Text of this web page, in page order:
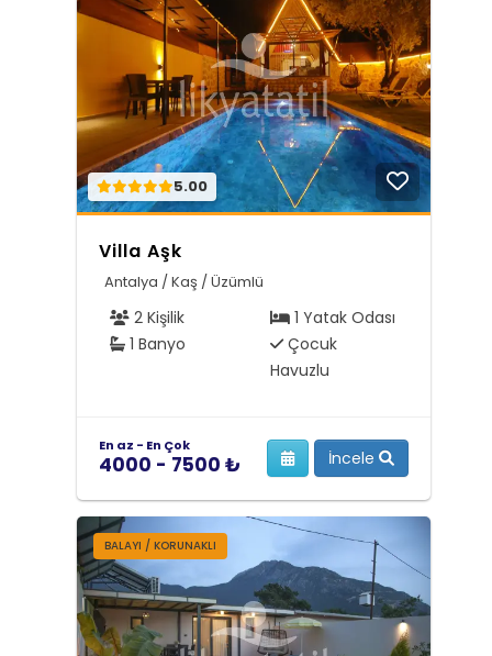
5.00
Villa Aşk
Antalya / Kaş / Üzümlü
2 Kişilik
1 Yatak Odası
1 Banyo
Çocuk
Havuzlu
En az - En Çok
4000 - 7500 ₺ İncele
BALAYI / KORUNAKLI